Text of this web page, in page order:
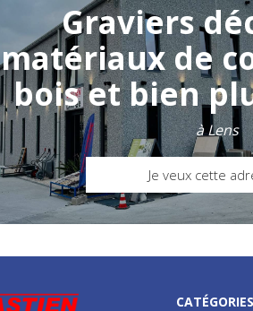
Graviers
matériaux de
bois et bien
à Lens
Je veux cette
CATÉGORIES